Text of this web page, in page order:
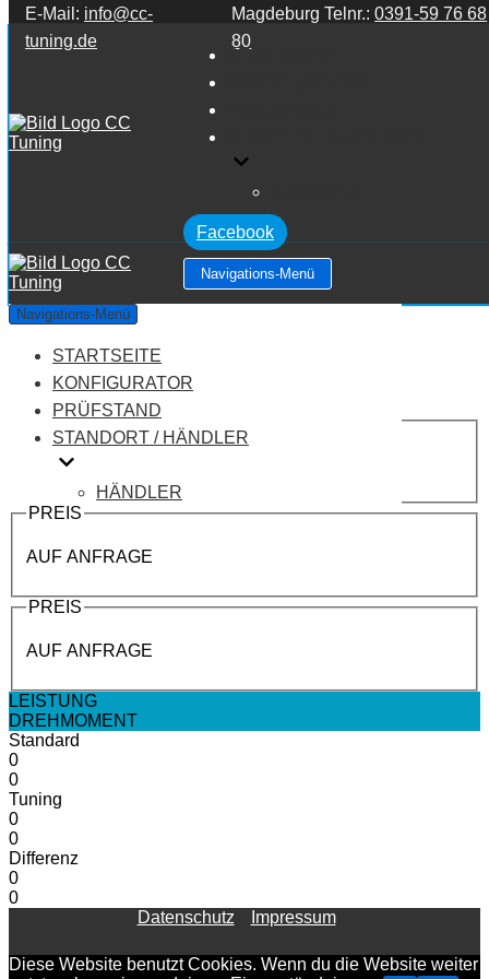
Zum Inhalt springen
E-Mail: info@cc-
tuning.de
Magdeburg Telnr.:0391-59 76 68
80
STARTSEITE
Facebook
Navigations-Menü
Navigations-Menü
STARTSEITE
KONFIGURATOR
PRÜFSTAND
STANDORT / HÄNDLER
HÄNDLER
KIA Ceed 1.4
Leistung:109 PS
Drehmoment: 137 NM
Motortyp:Benziner
PREIS
AUF ANFRAGE
PREIS
AUF ANFRAGE
PREIS
AUF ANFRAGE
LEISTUNG
DREHMOMENT
Standard
0
0
Tuning
0
0
Differenz
0
0
Datenschutz
Impressum
Diese Website benutzt Cookies. Wenn du die Website weiter